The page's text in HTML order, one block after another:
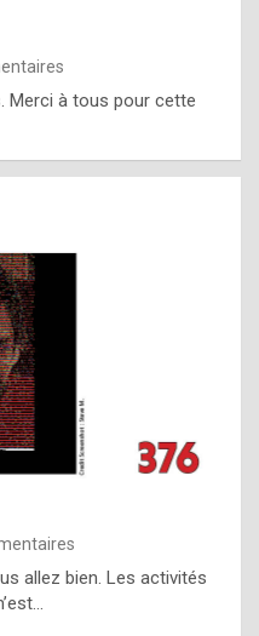
Merci à tous pour cette
allez bien. Les activités